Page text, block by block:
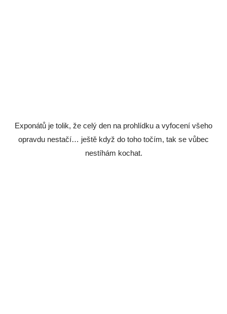
Exponátů je tolik, že celý den na prohlídku a vyfocení všeho
opravdu nestačí… ještě když do toho točím, tak se vůbec
nestíhám kochat.